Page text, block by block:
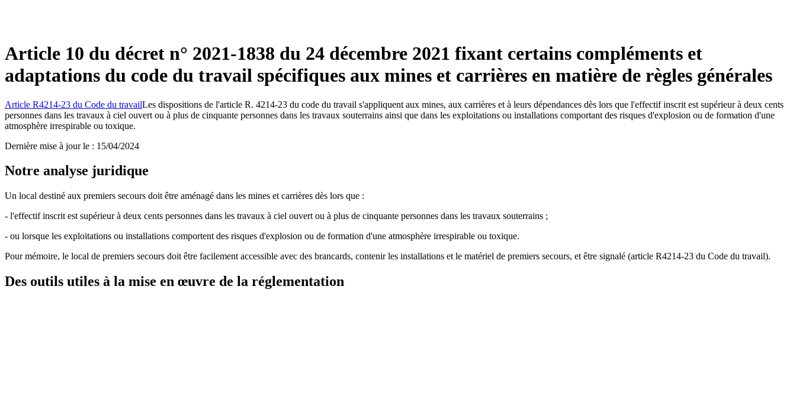
Article 10 du décret n° 2021-1838 du 24 décembre 2021 fixant certains compléments et
adaptations du code du travail spécifiques aux mines et carrières en matière de règles générales
Article R4214-23 du Code du travailLes dispositions de l'article R. 4214-23 du code du travail s'appliquent aux mines, aux carrières et à leurs dépendances dès lors que l'effectif inscrit est supérieur à deux cents
personnes dans les travaux à ciel ouvert ou à plus de cinquante personnes dans les travaux souterrains ainsi que dans les exploitations ou installations comportant des risques d'explosion ou de formation d'une
atmosphère irrespirable ou toxique.
Dernière mise à jour le : 15/04/2024
Notre analyse juridique
Un local destiné aux premiers secours doit être aménagé dans les mines et carrières dès lors que :
- l'effectif inscrit est supérieur à deux cents personnes dans les travaux à ciel ouvert ou à plus de cinquante personnes dans les travaux souterrains ;
- ou lorsque les exploitations ou installations comportent des risques d'explosion ou de formation d'une atmosphère irrespirable ou toxique.
Pour mémoire, le local de premiers secours doit être facilement accessible avec des brancards, contenir les installations et le matériel de premiers secours, et être signalé (article R4214-23 du Code du travail).
Des outils utiles à la mise en œuvre de la réglementation